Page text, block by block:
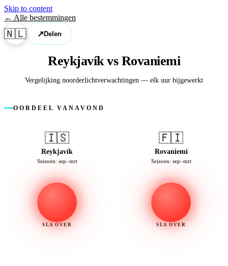
Skip to content
← Alle bestemmingen
🇳🇱 ↗Delen
Reykjavík vs Rovaniemi
Vergelijking noorderlicht­verwachtingen — elk uur bijgewerkt
OORDEEL VANAVOND
🇮🇸
Reykjavík
Seizoen: sep–mrt
SLA OVER
🇫🇮
Rovaniemi
Seizoen: sep–mrt
SLA OVER